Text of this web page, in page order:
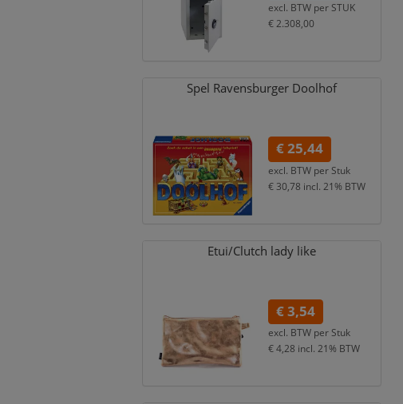
excl. BTW per STUK
€ 2.308,00
Spel Ravensburger Doolhof
€ 25,44
excl. BTW per Stuk
€ 30,78 incl. 21% BTW
Etui/Clutch lady like
€ 3,54
excl. BTW per Stuk
€ 4,28 incl. 21% BTW